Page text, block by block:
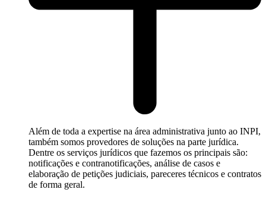
Além de toda a expertise na área administrativa junto ao INPI,
também somos provedores de soluções na parte jurídica.
Dentre os serviços jurídicos que fazemos os principais são:
notificações e contranotificações, análise de casos e
elaboração de petições judiciais, pareceres técnicos e contratos
de forma geral.